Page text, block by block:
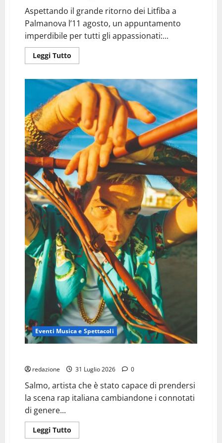
Aspettando il grande ritorno dei Litfiba a
Palmanova l’11 agosto, un appuntamento
imperdibile per tutti gli appassionati:...
Leggi Tutto
di
Presentazione
del
libro
“Litfiba.
Guida
completa
alla
discografia
e
ai
live”
Eventi Musica e Spettacoli
redazione 31 Luglio 2026 0
Salmo, artista che è stato capace di prendersi
la scena rap italiana cambiandone i connotati
di genere...
Leggi Tutto
di